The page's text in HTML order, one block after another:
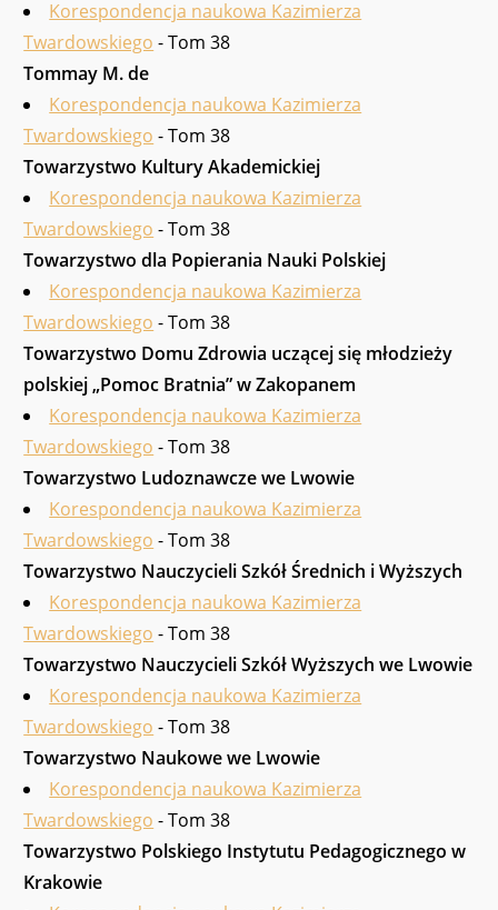
Korespondencja naukowa Kazimierza
Twardowskiego - Tom 38
Tommay M. de
Korespondencja naukowa Kazimierza
Twardowskiego - Tom 38
Towarzy­stwo Kultury Akademickiej
Korespondencja naukowa Kazimierza
Twardowskiego - Tom 38
Towarzystwo dla Popierania Nauki Polskiej
Korespondencja naukowa Kazimierza
Twardowskiego - Tom 38
Towarzystwo Domu Zdrowia uczącej się młodzieży
polskiej „Pomoc Bratnia” w Zakopanem
Korespondencja naukowa Kazimierza
Twardowskiego - Tom 38
Towarzystwo Ludoznawcze we Lwowie
Korespondencja naukowa Kazimierza
Twardowskiego - Tom 38
Towarzystwo Nauczycieli Szkół Średnich i Wyższych
Korespondencja naukowa Kazimierza
Twardowskiego - Tom 38
Towarzystwo Nauczycieli Szkół Wyższych we Lwowie
Korespondencja naukowa Kazimierza
Twardowskiego - Tom 38
Towarzystwo Nauko­we we Lwowie
Korespondencja naukowa Kazimierza
Twardowskiego - Tom 38
Towarzystwo Polskiego Instytutu Pedagogicznego w
Krakowie